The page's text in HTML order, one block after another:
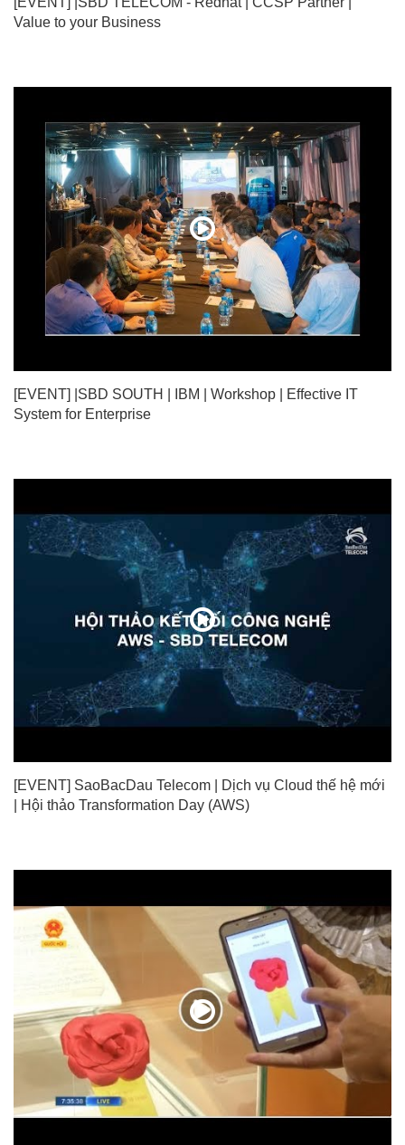
Value to your Business
[EVENT] |SBD SOUTH | IBM | Workshop | Effective IT
System for Enterprise
[EVENT] SaoBacDau Telecom | Dịch vụ Cloud thế hệ mới
| Hội thảo Transformation Day (AWS)